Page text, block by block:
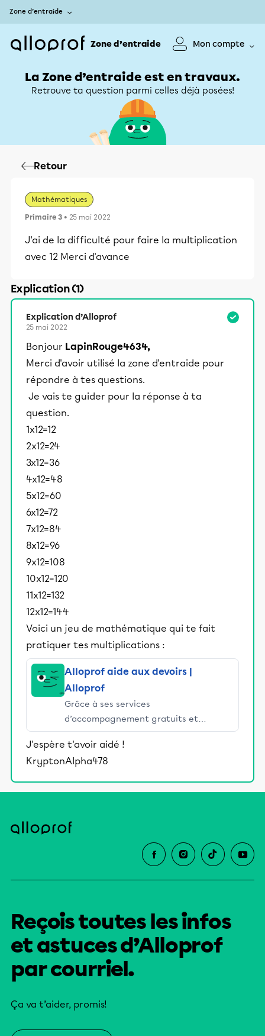
Zone d’entraide
Zone d’entraide Mon compte
La Zone d’entraide est en travaux.
Retrouve ta question parmi celles déjà posées!
Retour
Mathématiques
Primaire 3 • 25 mai 2022
J'ai de la difficulté pour faire la multiplication
avec 12 Merci d'avance
Explication (1)
Explication d’Alloprof
25 mai 2022
Bonjour LapinRouge4634,
Merci d'avoir utilisé la zone d'entraide pour
répondre à tes questions.
Je vais te guider pour la réponse à ta
question.
1x12=12
2x12=24
3x12=36
4x12=48
5x12=60
6x12=72
7x12=84
8x12=96
9x12=108
10x12=120
11x12=132
12x12=144
Voici un jeu de mathématique qui te fait
pratiquer tes multiplications :
Alloprof aide aux devoirs |
Alloprof
Grâce à ses services
d’accompagnement gratuits et
stimulants, Alloprof engage les élèves
et leurs parents dans la réussite
éducative.
J'espère t'avoir aidé !
KryptonAlpha478
Reçois toutes les infos
et astuces d’Alloprof
par courriel.
Ça va t’aider, promis!